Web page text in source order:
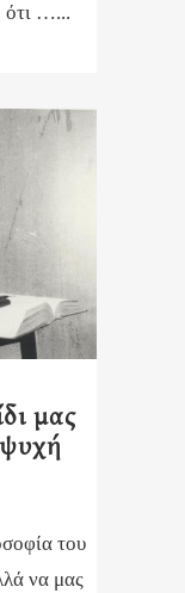
ότι …...
μας
του
να μας